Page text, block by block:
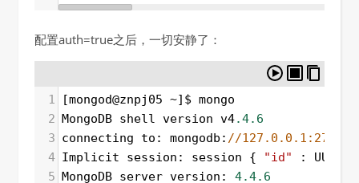
配置auth=true之后，一切安静了：
1 [mongod@znpj05 ~] $ mongo
2 MongoDB shell version v4.4.6
3 connecting to : mongodb : //127.0.0.1:27017/
4 Implicit session : session { "id" : UUID
5 MongoDB server version : 4.4.6